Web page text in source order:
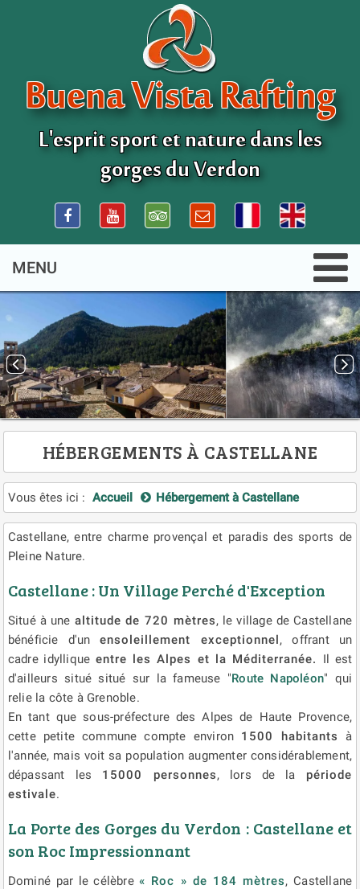
Buena Vista Rafting
L'esprit sport et nature dans les
gorges du Verdon
HÉBERGEMENTS À CASTELLANE
Vous êtes ici : Accueil Hébergement à Castellane
Castellane, entre charme provençal et paradis des sports de
Pleine Nature.
Castellane : Un Village Perché d'Exception
Situé à une altitude de 720 mètres, le village de Castellane
bénéficie d'unensoleillement exceptionnel, offrant un
cadre idyllique entre les Alpes et la Méditerranée. Il est
d'ailleurs situé situé sur la fameuse "Route Napoléon" qui
relie la côte à Grenoble.
En tant que sous-préfecture des Alpes de Haute Provence,
cette petite commune compte environ 1500 habitants
à
l'année, mais voit sa population augmenter considérablement,
dépassant les 15000 personnes, lors de la période
estivale.
La Porte des Gorges du Verdon : Castellane et
son Roc Impressionnant
Dominé par le célèbre« Roc » de 184 mètres, Castellane